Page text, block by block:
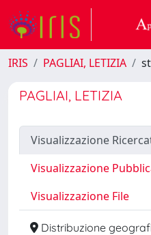
IRIS PAGLIAI, LETIZIA
PAGLIAI, LETIZIA
Visualizzazione
Visualizzazione
Visualizzazione File
Distribuzione